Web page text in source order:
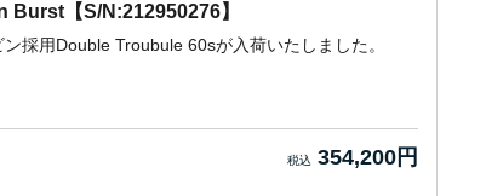
【S/N:212950276】
採用Double Troubule 60sが入荷いたしました。
354,200円